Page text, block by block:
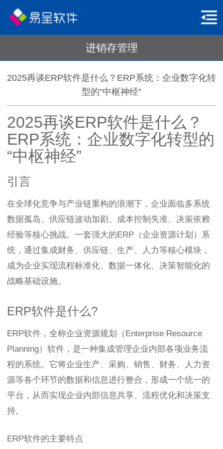
进销存管理
2025再谈ERP软件是什么？ERP系统：企业数字化转
型的“中枢神经”
2025再谈ERP软件是什么？
ERP系统：企业数字化转型的
“中枢神经”
引言
在全球化竞争与产业链重构的浪潮下，企业面临多系统
数据孤岛、供应链波动加剧、成本控制失准、决策依赖
经验等核心挑战。一套强大的ERP（企业资源计划）系
统，通过集成财务、供应链、生产、人力等核心模块，
成为企业实现流程标准化、数据一体化、决策智能化的
战略基础设施。
ERP软件是什么?
ERP软件，全称企业资源规划（Enterprise Resource
Planning）软件，是一种集成管理企业内部各项业务流
程的系统。它将企业生产、采购、销售、财务、人力资
源等各个环节的数据和信息进行整合，形成一个统一的
平台，从而实现企业内部信息共享、流程优化和决策支
持。
ERP软件的主要特点